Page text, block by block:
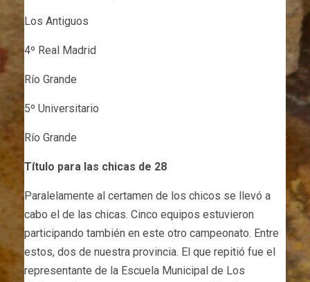
Los Antiguos
4º Real Madrid
Río Grande
5º Universitario
Río Grande
Título para las chicas de 28
Paralelamente al certamen de los chicos se llevó a
cabo el de las chicas. Cinco equipos estuvieron
participando también en este otro campeonato. Entre
estos, dos de nuestra provincia. El que repitió fue el
representante de la Escuela Municipal de Los